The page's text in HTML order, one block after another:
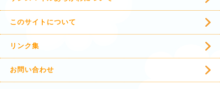
このサイトについて
リンク集
お問い合わせ